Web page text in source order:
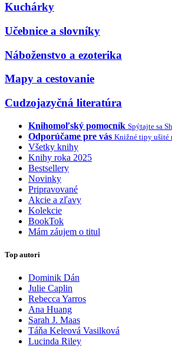
Kuchárky
Učebnice a slovníky
Náboženstvo a ezoterika
Mapy a cestovanie
Cudzojazyčná literatúra
Knihomoľský pomocník Spýtajte sa
Odporúčame pre vás Knižné tipy ušité
Všetky knihy
Knihy roka 2025
Bestsellery
Novinky
Pripravované
Akcie a zľavy
Kolekcie
BookTok
Mám záujem o titul
Top autori
Dominik Dán
Julie Caplin
Rebecca Yarros
Ana Huang
Sarah J. Maas
Táňa Keleová Vasilková
Lucinda Riley